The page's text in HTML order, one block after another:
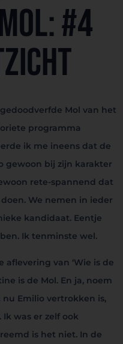
#4
Mol van het
programma
ik me ineens dat de
gewoon bij zijn karakter
rete-spannend dat
We nemen in ieder
kandidaat. Eentje
Ik tenminste wel.
aflevering van ‘Wie is de
is de Mol. En ja, noem
Emilio vertrokken is,
was er zelf ook
is het niet. In de